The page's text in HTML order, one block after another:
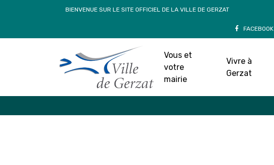
BIENVENUE SUR LE SITE OFFICIEL DE LA VILLE DE GERZAT
FACEBOOK
Vous et
votre
mairie
Vivre à
Gerzat